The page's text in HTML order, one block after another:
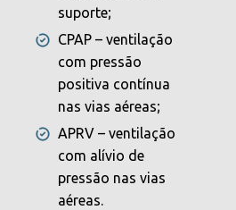
suporte;
CPAP – ventilação
com pressão
positiva contínua
nas vias aéreas;
APRV – ventilação
com alívio de
pressão nas vias
aéreas.